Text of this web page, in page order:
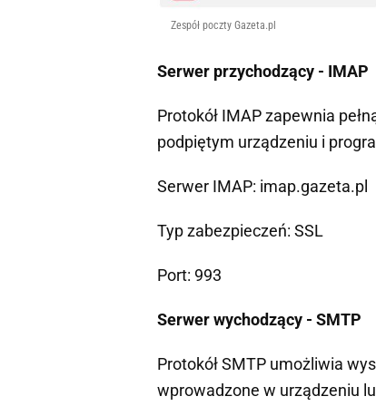
Zespół poczty Gazeta.pl
Serwer przychodzący - IMAP
Protokół IMAP zapewnia
podpiętym urządzeniu i
Serwer IMAP: imap.gazeta.pl
Typ zabezpieczeń: SSL
Port: 993
Serwer wychodzący - SMTP
Protokół SMTP umożliwia
wprowadzone w urządzeniu